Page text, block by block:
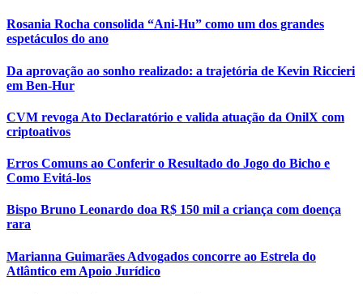
Rosania Rocha consolida “Ani-Hu” como um dos grandes
espetáculos do ano
Da aprovação ao sonho realizado: a trajetória de Kevin Riccieri
em Ben-Hur
CVM revoga Ato Declaratório e valida atuação da OnilX com
criptoativos
Erros Comuns ao Conferir o Resultado do Jogo do Bicho e
Como Evitá-los
Bispo Bruno Leonardo doa R$ 150 mil a criança com doença
rara
Marianna Guimarães Advogados concorre ao Estrela do
Atlântico em Apoio Jurídico